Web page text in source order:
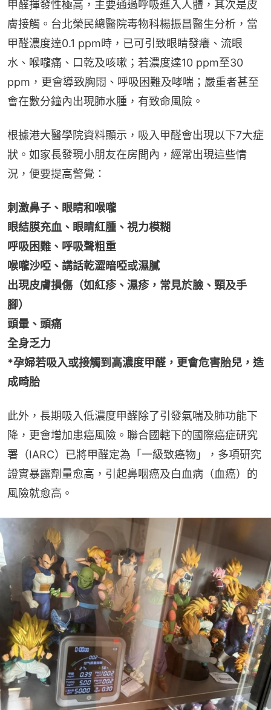
甲醛揮發性極高，主要通過呼吸進入人體，其次是皮
膚接觸。台北榮民總醫院毒物科楊振昌醫生分析，當
甲醛濃度達0.1 ppm時，已可引致眼睛發癢、流眼
水、喉嚨痛、口乾及咳嗽；若濃度達10 ppm至30
ppm，更會導致胸悶、呼吸困難及哮喘；嚴重者甚至
會在數分鐘內出現肺水腫，有致命風險。
根據港大醫學院資料顯示，吸入甲醛會出現以下7大症
狀。如家長發現小朋友在房間內，經常出現這些情
況，便要提高警覺：
刺激鼻子、眼睛和喉嚨
眼結膜充血、眼睛紅腫、視力模糊
呼吸困難、呼吸聲粗重
喉嚨沙啞、講話乾澀暗啞或濕膩
出現皮膚損傷（如紅疹、濕疹，常見於臉、頸及手
腳）
頭暈、頭痛
全身乏力
*孕婦若吸入或接觸到高濃度甲醛，更會危害胎兒，造
成畸胎
此外，長期吸入低濃度甲醛除了引發氣喘及肺功能下
降，更會增加患癌風險。聯合國轄下的國際癌症研究
署（IARC）已將甲醛定為「一級致癌物」，多項研究
證實暴露劑量愈高，引起鼻咽癌及白血病（血癌）的
風險就愈高。